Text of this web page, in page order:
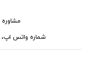
شماره واتس اپ،